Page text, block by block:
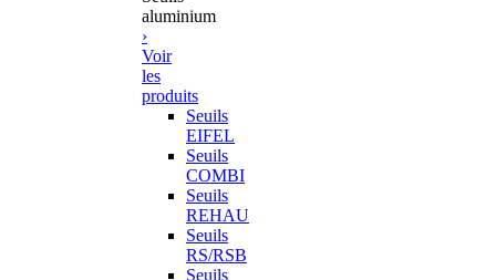
aluminium
›
Voir
les
produits
Seuils
EIFEL
Seuils
COMBI
Seuils
REHAU
Seuils
RS/RSB
Seuils